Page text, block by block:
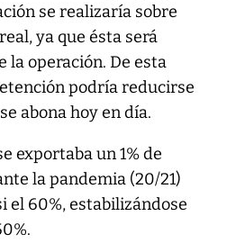
se realizaría sobre
ya que ésta será
la operación. De esta
podría reducirse
abona hoy en día.
exportaba un 1% de
la pandemia (20/21)
el 60%, estabilizándose